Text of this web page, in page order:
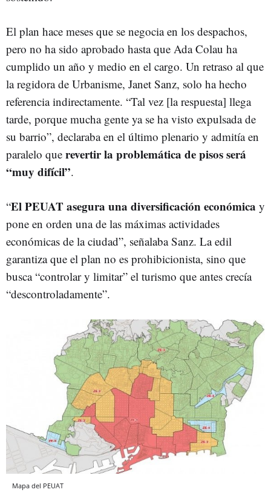
El plan hace meses que se negocia en los despachos,
pero no ha sido aprobado hasta que Ada Colau ha
cumplido un año y medio en el cargo. Un retraso al que
la regidora de Urbanisme, Janet Sanz, solo ha hecho
referencia indirectamente. “Tal vez [la respuesta] llega
tarde, porque mucha gente ya se ha visto expulsada de
su barrio”, declaraba en el último plenario y admitía en
paralelo que revertir la problemática de pisos será
“muy difícil”.
“El PEUAT asegura una diversificación económica y
pone en orden una de las máximas actividades
económicas de la ciudad”, señalaba Sanz. La edil
garantiza que el plan no es prohibicionista, sino que
busca “controlar y limitar” el turismo que antes crecía
“descontroladamente”.
Mapa del PEUAT